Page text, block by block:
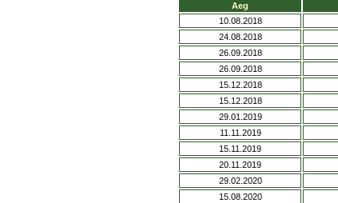
Aeg
10.08.2018
24.08.2018
26.09.2018
26.09.2018
15.12.2018
15.12.2018
29.01.2019
11.11.2019
15.11.2019
20.11.2019
29.02.2020
15.08.2020